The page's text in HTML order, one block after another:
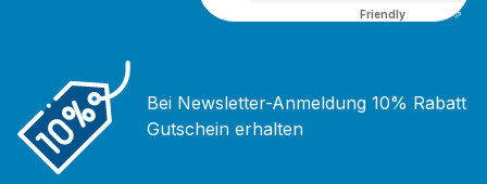
Friendly Captcha ⇗
Bei Newsletter-Anmeldung 10% Rabatt
Gutschein erhalten